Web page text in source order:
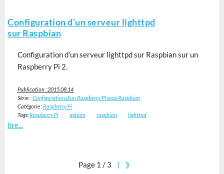
Configuration d’un serveur lighttpd
sur Raspbian
Configuration d’un serveur lighttpd sur Raspbian sur un
Raspberry Pi 2.
Publication : 2015.08.14
Série : Configuration d'un Raspberry PI sous Raspbian
Catégorie :Raspberry Pi
Tags:Raspberry Pi debian raspbian lighttpd
lire...
Page 1 / 3 ⟩ ⟫